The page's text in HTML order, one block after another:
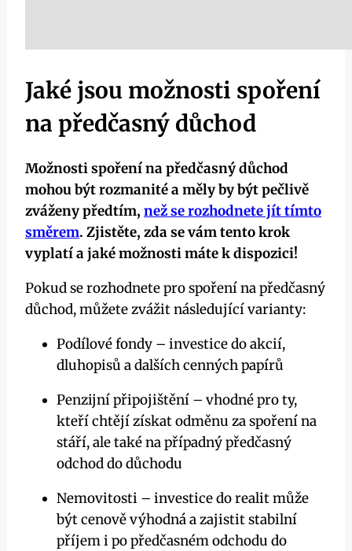
Jaké jsou možnosti spoření
na předčasný důchod
Možnosti spoření na předčasný důchod
mohou být rozmanité a měly by být pečlivě
zváženy předtím, než se rozhodnete jít tímto
směrem. Zjistěte, zda se vám tento krok
vyplatí a jaké možnosti máte k dispozici!
Pokud se rozhodnete pro spoření na předčasný
důchod, můžete zvážit následující varianty:
Podílové fondy – investice do akcií,
dluhopisů a dalších cenných papírů
Penzijní připojištění – vhodné pro ty,
kteří chtějí získat odměnu za spoření na
stáří, ale také na případný předčasný
odchod do důchodu
Nemovitosti – investice do realit může
být cenově výhodná a zajistit stabilní
příjem i po předčasném odchodu do